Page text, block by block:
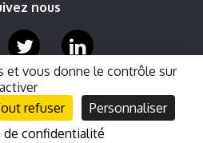
nous
Contact Accessibilité
- tous droits réservés.
et vous donne le contrôle sur
refuser
Personnaliser
de confidentialité